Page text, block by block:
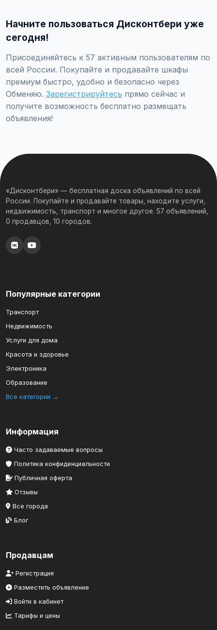
/ Обменяю", заполните форму и опубликуйте. Первые
объявления — бесплатно!
Начните пользоваться Дисконтбери уже
сегодня!
Присоединяйтесь к 57 активным пользователям по
всей России. Покупайте и продавайте шкафы
премиум быстро, удобно и безопасно через
Обменяю. Зарегистрируйтесь прямо сейчас и
получите возможность бесплатно размещать
объявления!
«Дисконтбери» — бесплатная доска объявлений по всей
России. Покупайте и продавайте товары, находите услуги,
недвижимость, транспорт и многое другое. 57 объявлений,
0 продавцов, 10 городов.
Популярные категории
Транспорт
Недвижимость
Услуги для дома
Красота и здоровье
Электроника
Образование
Все категории →
Информация
Часто задаваемые вопросы
Политика конфиденциальности
Публичная оферта
Отзывы
Все города
Блог
Продавцам
Регистрация
Разместить объявление
Войти в кабинет
Тарифы и цены